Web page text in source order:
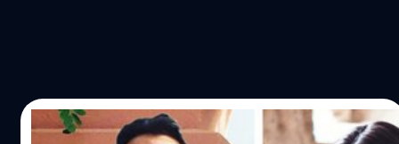
05/07/2022